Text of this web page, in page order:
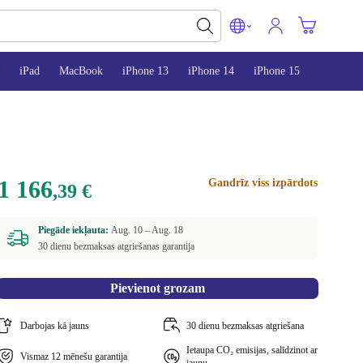
iPad MacBook iPhone 13 iPhone 14 iPhone 15
1 166,39 € Gandrīz viss izpārdots
Piegāde iekļauta:Aug. 10 –Aug. 18
30 dienu bezmaksas atgriešanas garantija
Pievienot grozam
Darbojas kā jauns 30 dienu bezmaksas atgriešana
Vismaz 12 mēnešu garantija
Ietaupa CO₂ emisijas, salīdzinot ar